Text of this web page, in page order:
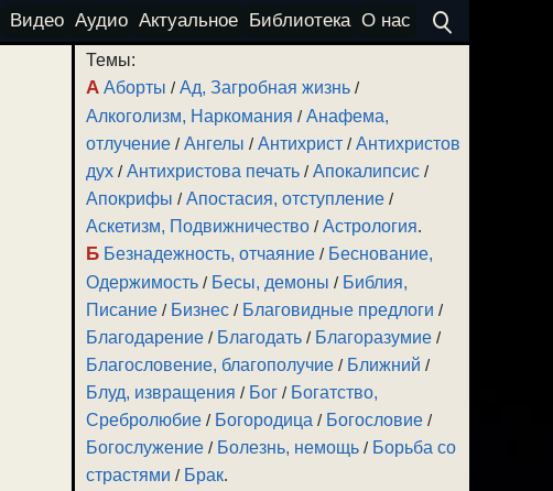
Видео Аудио Актуальное Библиотека О нас
Темы:
А Аборты /Ад, Загробная жизнь /
Алкоголизм, Наркомания /Анафема,
отлучение /Ангелы /Антихрист /Антихристов
дух /Антихристова печать /Апокалипсис /
Апокрифы /Апостасия, отступление /
Аскетизм, Подвижничество /Астрология.
Б Безнадежность, отчаяние / Беснование,
Одержимость / Бесы, демоны / Библия,
Писание / Бизнес / Благовидные предлоги /
Благодарение / Благодать / Благоразумие /
Благословение, благополучие / Ближний /
Блуд, извращения / Бог / Богатство,
Сребролюбие / Богородица / Богословие /
Богослужение / Болезнь, немощь / Борьба со
страстями / Брак.